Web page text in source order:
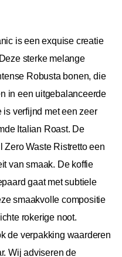
is een exquise creatie
sterke melange
Robusta bonen, die
in een uitgebalanceerde
verfijnd met een zeer
Italian Roast. De
Waste Ristretto een
van smaak. De koffie
gaat met subtiele
smaakvolle compositie
rokerige noot.
de verpakking waarderen
Wij adviseren de